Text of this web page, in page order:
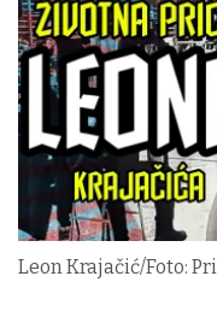
Leon Krajačić/Foto: